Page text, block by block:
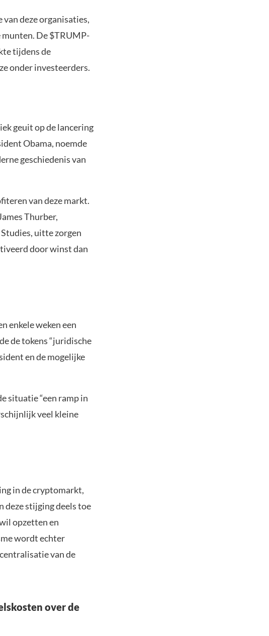
deze organisaties,
De $TRUMP-
tijdens de
onder investeerders.
geuit op de lancering
Obama, noemde
geschiedenis van
van deze markt.
Thurber,
uitte zorgen
door winst dan
enkele weken een
de tokens “juridische
en de mogelijke
situatie “een ramp in
veel kleine
in de cryptomarkt,
deze stijging deels toe
opzetten en
wordt echter
van de
over de